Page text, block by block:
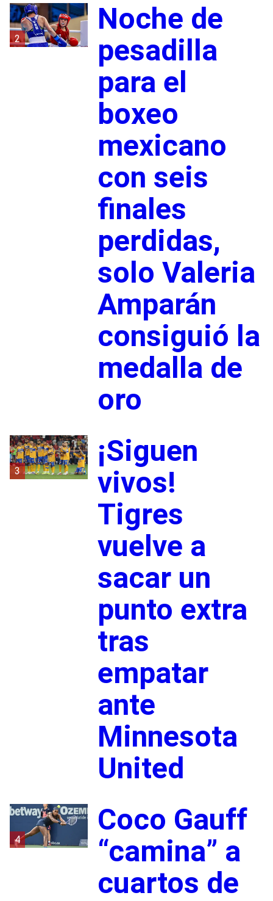
2
Noche de
pesadilla
para el
boxeo
mexicano
con seis
finales
perdidas,
solo Valeria
Amparán
consiguió la
medalla de
oro
3
¡Siguen
vivos!
Tigres
vuelve a
sacar un
punto extra
tras
empatar
ante
Minnesota
United
4
Coco Gauff
“camina” a
cuartos de